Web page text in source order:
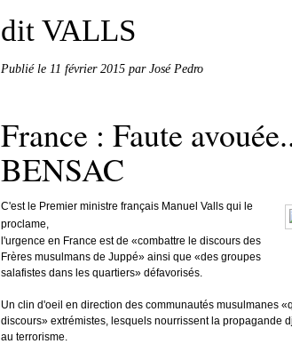
dit VALLS
Publié le 11 février 2015 par José Pedro
France : Faute
BENSAC
C'est le Premier ministre français Manuel Valls qui le
proclame,
l'urgence en France est de «combattre le discours des
Frères musulmans de Juppé» ainsi que «des groupes
salafistes dans les quartiers» défavorisés.
Un clin d'oeil en direction des communautés musulmanes
discours» extrémistes, lesquels nourrissent la propagande
au terrorisme.